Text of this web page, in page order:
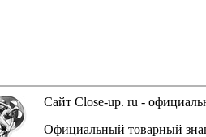
Сайт Close-up. ru -
Официальный товарный